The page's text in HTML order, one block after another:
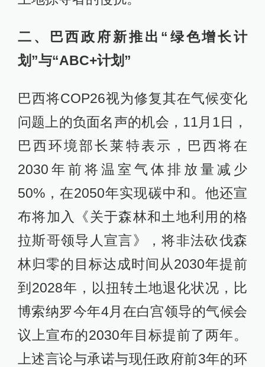
二、巴西政府新推出“绿色增长计
划”与“ABC+计划”
巴西将COP26视为修复其在气候变化
问题上的负面名声的机会，11月1日，
巴西环境部长莱特表示，巴西将在
2030年前将温室气体排放量减少
50%，在2050年实现碳中和。他还宣
布将加入《关于森林和土地利用的格
拉斯哥领导人宣言》，将非法砍伐森
林归零的目标达成时间从2030年提前
到2028年，以扭转土地退化状况，比
博索纳罗今年4月在白宫领导的气候会
议上宣布的2030年目标提前了两年。
上述言论与承诺与现任政府前3年的环